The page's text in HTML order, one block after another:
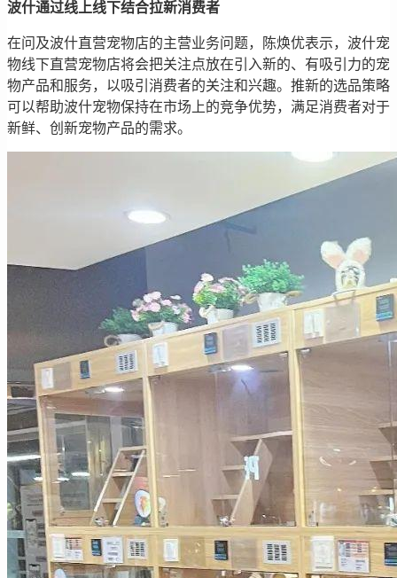
波什通过线上线下结合拉新消费者
在问及波什直营宠物店的主营业务问题，陈焕优表示，波什宠
物线下直营宠物店将会把关注点放在引入新的、有吸引力的宠
物产品和服务，以吸引消费者的关注和兴趣。推新的选品策略
可以帮助波什宠物保持在市场上的竞争优势，满足消费者对于
新鲜、创新宠物产品的需求。